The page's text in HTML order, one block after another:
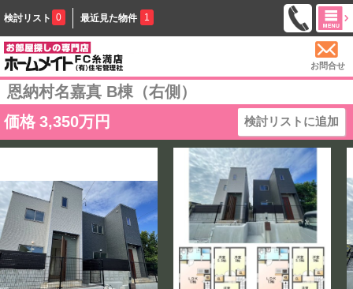
検討リスト 0 最近見た物件 1
お問合せ
恩納村名嘉真 B棟（右側）
価格 3,350万円 検討リストに追加